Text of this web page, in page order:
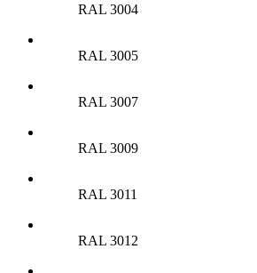
RAL 3004
RAL 3005
RAL 3007
RAL 3009
RAL 3011
RAL 3012